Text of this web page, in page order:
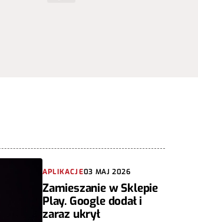
APLIKACJE03 MAJ 2026
Zamieszanie w Sklepie
Play. Google dodał i
zaraz ukrył